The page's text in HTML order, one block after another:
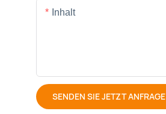
Inhalt
SENDEN SIE JETZT ANFRAGE